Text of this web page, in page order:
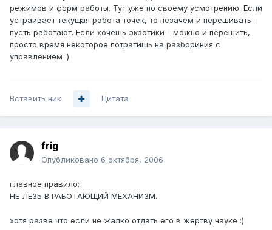
режимов и форм работы. Тут уже по своему усмотрению. Если
устраивает текущая работа точек, то незачем и перешивать -
пусть работают. Если хочешь экзотики - можно и перешить,
просто время некоторое потратишь на разбориния с
управлением :)
Вставить ник Цитата
frig
Опубликовано 6 октября, 2006
главное правило:
НЕ ЛЕЗЬ В РАБОТАЮЩИЙ МЕХАНИЗМ.
хотя разве что если не жалко отдать его в жертву науке :)